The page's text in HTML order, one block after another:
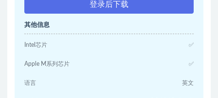
登录后下载
其他信息
Intel芯片 ✅
Apple M系列芯片 ✅
语言 英文